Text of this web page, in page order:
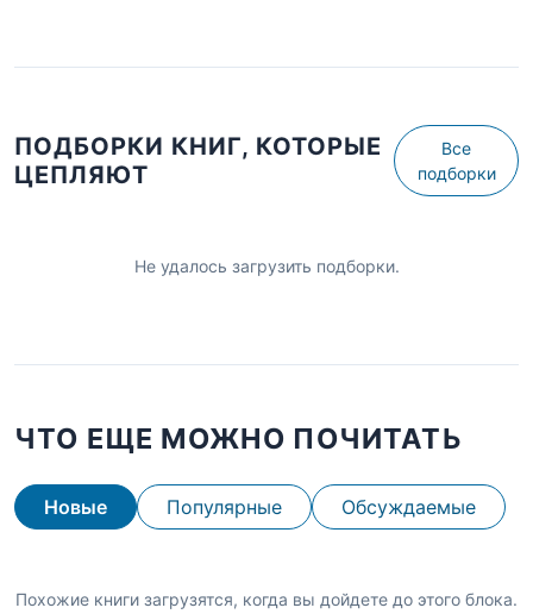
ПОДБОРКИ КНИГ, КОТОРЫЕ
ЦЕПЛЯЮТ
Все
подборки
Не удалось загрузить подборки.
ЧТО ЕЩЕ МОЖНО ПОЧИТАТЬ
Новые Популярные Обсуждаемые
Похожие книги загрузятся, когда вы дойдете до этого блока.